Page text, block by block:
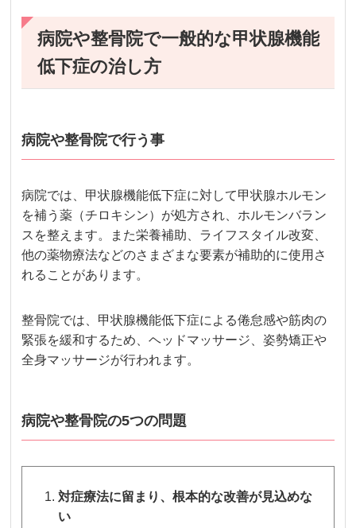
病院や整骨院で一般的な甲状腺機能
低下症の治し方
病院や整骨院で行う事
病院では、甲状腺機能低下症に対して甲状腺ホルモン
を補う薬（チロキシン）が処方され、ホルモンバラン
スを整えます。また栄養補助、ライフスタイル改変、
他の薬物療法などのさまざまな要素が補助的に使用さ
れることがあります。
整骨院では、甲状腺機能低下症による倦怠感や筋肉の
緊張を緩和するため、ヘッドマッサージ、姿勢矯正や
全身マッサージが行われます。
病院や整骨院の5つの問題
対症療法に留まり、根本的な改善が見込めな
い